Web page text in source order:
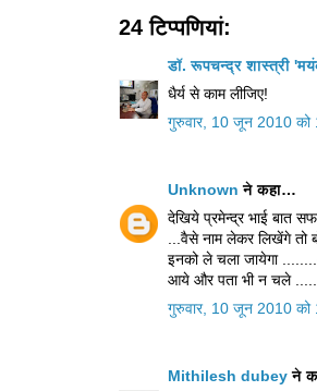
24 टिप्‍पणियां:
डॉ. रूपचन्द्र शास्त्री
धैर्य से काम लीजिए!
गुरुवार, 10 जून 2010
Unknown ने कहा…
देखिये प्रमेन्द्र भाई बात
...वैसे नाम लेकर लिखेंगे तो
इनको ले चला जायेगा
आये और पता भी न चले
गुरुवार, 10 जून 2010
Mithilesh dubeyने